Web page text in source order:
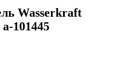
Wasserkraft
101445